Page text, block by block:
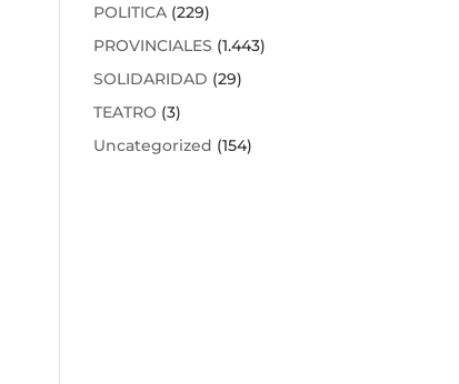
POLITICA (229)
PROVINCIALES (1.443)
SOLIDARIDAD (29)
TEATRO (3)
Uncategorized (154)